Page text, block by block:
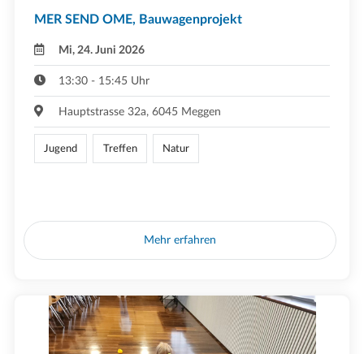
MER SEND OME, Bauwagenprojekt
Mi, 24. Juni 2026
13:30 - 15:45 Uhr
Hauptstrasse 32a, 6045 Meggen
Jugend Treffen Natur
Mehr erfahren